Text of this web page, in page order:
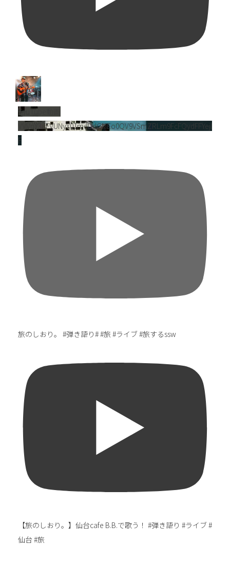
YouTube動画
VVVnY3dFVUNyY01mdDdGMEo0QV9VSmZRLm9FcFQydFFYejl
F
旅のしおり。 #弾き語り# #旅 #ライブ #旅するssw
【旅のしおり。】仙台cafe B.B.で歌う！ #弾き語り #ライブ #
仙台 #旅